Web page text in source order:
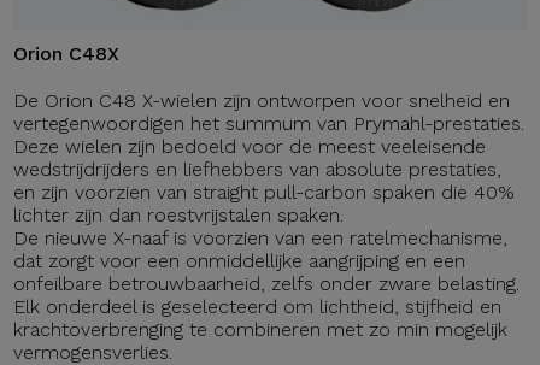
Orion C48X
De Orion C48 X-wielen zijn ontworpen voor snelheid en
vertegenwoordigen het summum van Prymahl-prestaties.
Deze wielen zijn bedoeld voor de meest veeleisende
wedstrijdrijders en liefhebbers van absolute prestaties,
en zijn voorzien van straight pull-carbon spaken die 40%
lichter zijn dan roestvrijstalen spaken.
De nieuwe X-naaf is voorzien van een ratelmechanisme,
dat zorgt voor een onmiddellijke aangrijping en een
onfeilbare betrouwbaarheid, zelfs onder zware belasting.
Elk onderdeel is geselecteerd om lichtheid, stijfheid en
krachtoverbrenging te combineren met zo min mogelijk
vermogensverlies.